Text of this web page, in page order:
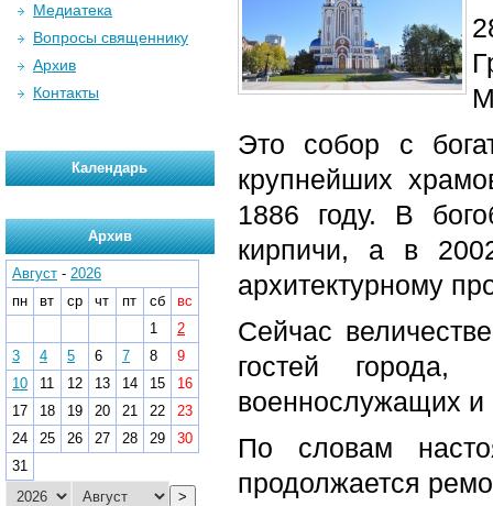
Это собор с
крупнейших
1886 году. В
кирпичи, а в
архитектурному
Сейчас
гостей
военнослужащих и
По словам
продолжается
Медиатека
Вопросы священнику
Архив
Контакты
Календарь
Архив
Август - 2026
пн
вт ср чт пт сб
вс
1
2
3
4 5 6 7 8
9
10
11 12 13 14 15
16
17
18 19 20 21 22
23
24
25 26 27 28 29
30
31
>